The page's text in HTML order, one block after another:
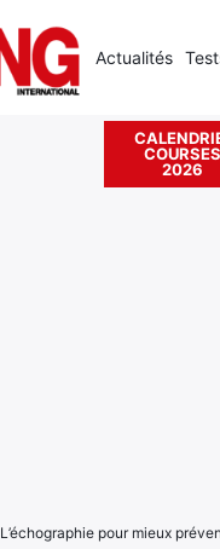
L’échographie pour mieux
Actualités
COURSES
2026
Rechercher